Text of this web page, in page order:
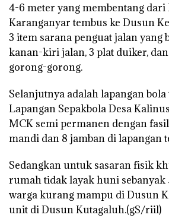
4-6 meter yang membentang dari
Karanganyar tembus ke Dusun
3 item sarana penguat jalan yang
kanan-kiri jalan, 3 plat duiker,
gorong-gorong.
Selanjutnya adalah lapangan
Lapangan Sepakbola Desa
MCK semi permanen dengan
mandi dan 8 jamban di lapangan
Sedangkan untuk sasaran fisik
rumah tidak layak huni
warga kurang mampu di Dusun
unit di Dusun Kutagaluh.(gS/riil)